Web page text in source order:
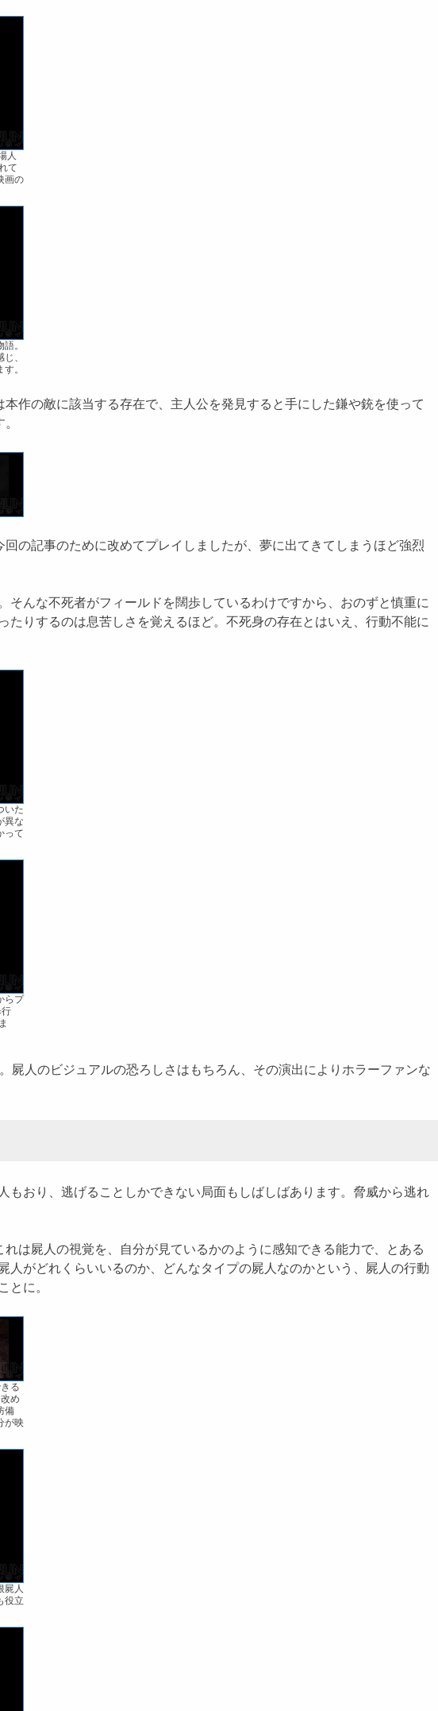
人
て
画の
。
、
。
作の敵に該当する存在で、主人公を発見すると手にした鎌や銃を使って
の記事のために改めてプレイしましたが、夢に出てきてしまうほど強烈
んな不死者がフィールドを闊歩しているわけですから、おのずと慎重に
りするのは息苦しさを覚えるほど。不死身の存在とはいえ、行動不能に
いた
異な
って
らプ
行
人のビジュアルの恐ろしさはもちろん、その演出によりホラーファンな
おり、逃げることしかできない局面もしばしばあります。脅威から逃れ
は屍人の視覚を、自分が見ているかのように感知できる能力で、とある
がどれくらいいるのか、どんなタイプの屍人なのかという、屍人の行動
とに。
る
め
備
が映
屍人
役立